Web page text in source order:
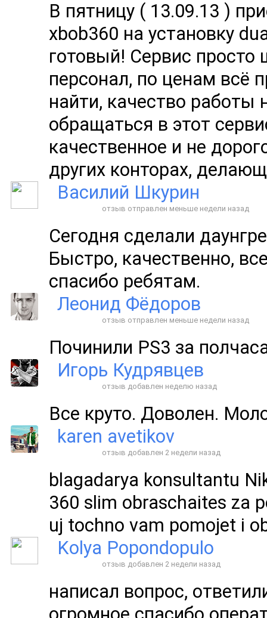
В пятницу ( 13.09.13 )
xbob360 на установку
готовый! Сервис
персонал, по ценам всё
найти, качество
обращаться в этот
качественное и не
других конторах,
Василий Шкурин
отзыв отправлен меньше недели назад
Сегодня сделали
Быстро, качественно,
спасибо ребятам.
Леонид Фёдоров
отзыв отправлен меньше недели назад
Починили PS3 за
Игорь Кудрявцев
отзыв добавлен неделю назад
Все круто. Доволен.
karen avetikov
отзыв добавлен 2 недели назад
blagadarya konsultantu
360 slim obraschaites za
uj tochno vam pomojet i
Kolya Popondopulo
отзыв добавлен 2 недели назад
написал вопрос,